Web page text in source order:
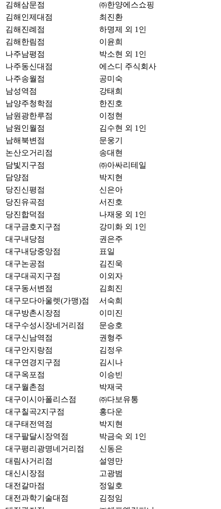
김해삼문점
㈜한양에스쇼핑
김해인제대점
최진환
김해진례점
하명제 외 1인
김해한림점
이윤희
나주남평점
박소현 외 1인
나주동신대점
에스디 주식회사
나주송월점
공미숙
남성역점
강태희
남양주청학점
한진호
남원광한루점
이정현
남원인월점
김수현 외 1인
남해북변점
문웅기
논산오거리점
송대현
담빛지구점
㈜아싸리테일
담양점
박지현
당진신평점
신은아
당진유곡점
서진호
당진합덕점
나재웅 외 1인
대구금호지구점
강미화 외 1인
대구내당점
권은주
대구내당중앙점
표일
대구논공점
김진욱
대구대곡지구점
이외자
대구동서변점
김희진
대구모다아울렛(가맹)점
서숙희
대구방촌시장점
이미진
대구수성시장네거리점
문승호
대구신남역점
권형주
대구안지랑점
김정우
대구연경지구점
김시나
대구옥포점
이승빈
대구월촌점
박재국
대구이시아폴리스점
㈜다보유통
대구칠곡2지구점
홍다운
대구태전역점
박지현
대구팔달시장역점
박금숙 외 1인
대구평리광명네거리점
신동은
대림사거리점
설영만
대신시장점
고광범
대전갈마점
정일호
대전과학기술대점
김정임